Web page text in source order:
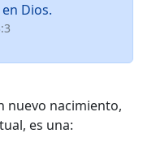
Dios.
nuevo nacimiento,
es una: